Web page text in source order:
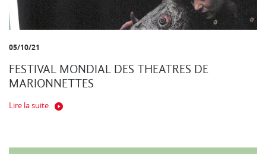
05/10/21
FESTIVAL MONDIAL DES THEATRES DE
MARIONNETTES
Lire la suite